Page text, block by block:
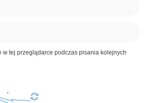
w tej przeglądarce podczas pisania kolejnych